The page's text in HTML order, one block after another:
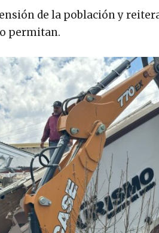
de la población y
permitan.